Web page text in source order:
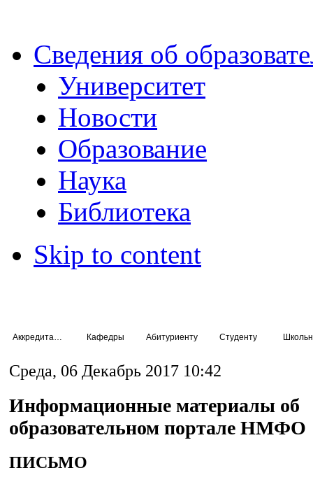
Сведения об
Университет
Новости
Образование
Наука
Библиотека
Skip to content
Кафедры Абитуриенту Студенту
Среда, 06 Декабрь 2017 10:42
Информационные материалы об
образовательном портале НМФО
ПИСЬМО